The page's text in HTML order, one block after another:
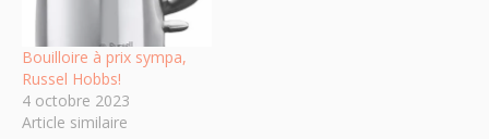
Bouilloire à prix sympa,
Russel Hobbs!
4 octobre 2023
Article similaire